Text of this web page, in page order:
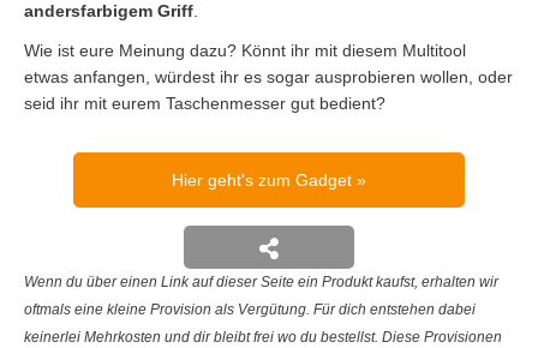
andersfarbigem Griff.
Wie ist eure Meinung dazu? Könnt ihr mit diesem Multitool
etwas anfangen, würdest ihr es sogar ausprobieren wollen, oder
seid ihr mit eurem Taschenmesser gut bedient?
Hier geht's zum Gadget
Wenn du über einen Link auf dieser Seite ein Produkt kaufst, erhalten wir
oftmals eine kleine Provision als Vergütung. Für dich entstehen dabei
keinerlei Mehrkosten und dir bleibt frei wo du bestellst. Diese Provisionen